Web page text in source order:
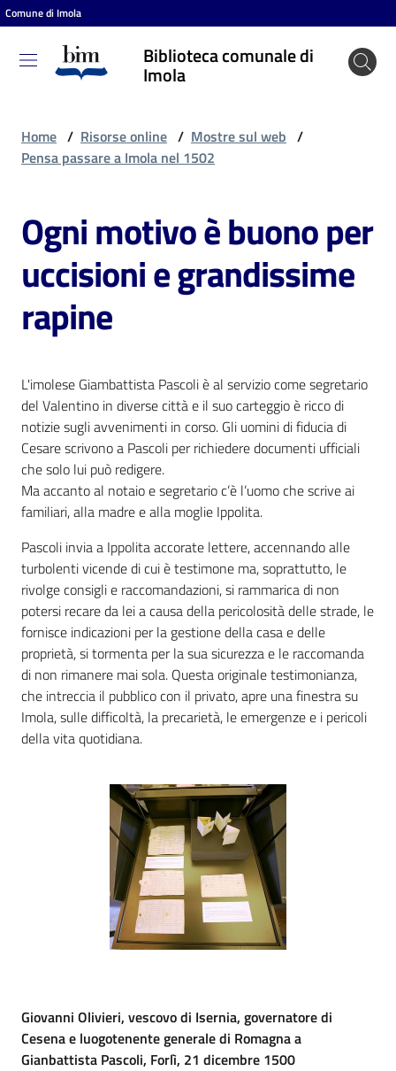
Vai al contenuto
Vai alla navigazione
Vai al footer
Comune di Imola
Biblioteca comunale di
Imola
Biblioteca
comunale
Cosa
puoi
fare
Scopri
i
contenuti
Risorse
online
Casa
Piani
Archivio
storico
Home / Risorse online / Mostre sul web /
Pensa passare a Imola nel 1502
Ogni motivo è buono per
uccisioni e grandissime
rapine
L'imolese Giambattista Pascoli è al servizio come segretario
del Valentino in diverse città e il suo carteggio è ricco di
notizie sugli avvenimenti in corso. Gli uomini di fiducia di
Cesare scrivono a Pascoli per richiedere documenti ufficiali
che solo lui può redigere.
Ma accanto al notaio e segretario c’è l’uomo che scrive ai
familiari, alla madre e alla moglie Ippolita.
Pascoli invia a Ippolita accorate lettere, accennando alle
turbolenti vicende di cui è testimone ma, soprattutto, le
rivolge consigli e raccomandazioni, si rammarica di non
potersi recare da lei a causa della pericolosità delle strade, le
fornisce indicazioni per la gestione della casa e delle
proprietà, si tormenta per la sua sicurezza e le raccomanda
di non rimanere mai sola. Questa originale testimonianza,
che intreccia il pubblico con il privato, apre una finestra su
Imola, sulle difficoltà, la precarietà, le emergenze e i pericoli
della vita quotidiana.
Giovanni Olivieri, vescovo di Isernia, governatore di
Cesena e luogotenente generale di Romagna a
Gianbattista Pascoli, Forlì, 21 dicembre 1500